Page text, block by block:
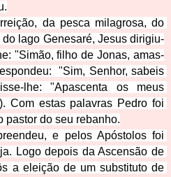
da pesca milagrosa, do
lago Genesaré, Jesus dirigiu-
"Simão, filho de Jonas, amas-
"Sim, Senhor, sabeis
lhe: "Apascenta os meus
Com estas palavras Pedro foi
pastor do seu rebanho.
e pelos Apóstolos foi
Logo depois da Ascensão de
a eleição de um substituto de